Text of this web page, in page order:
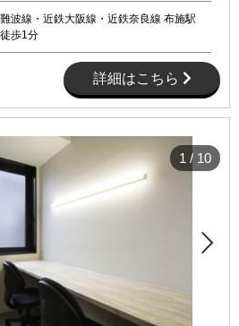
波線・近鉄大阪線・近鉄奈良線 布施駅
歩1分
詳細はこちら

1 / 10